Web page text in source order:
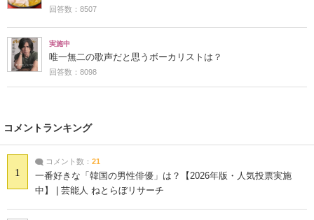
回答数：8507
実施中
唯一無二の歌声だと思うボーカリストは？
回答数：8098
コメントランキング
1
コメント数： 21
一番好きな「韓国の男性俳優」は？【2026年版・人気投票実施
中】 | 芸能人 ねとらぼリサーチ